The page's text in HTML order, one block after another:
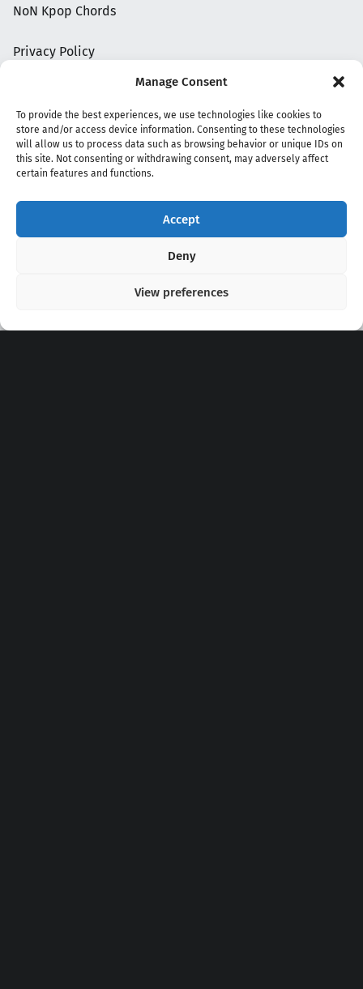
Manage Consent
To provide the best experiences, we use technologies like cookies to
store and/or access device information. Consenting to these technologies
will allow us to process data such as browsing behavior or unique IDs on
this site. Not consenting or withdrawing consent, may adversely affect
certain features and functions.
Accept
Deny
View preferences
NoN Kpop Chords
Privacy Policy